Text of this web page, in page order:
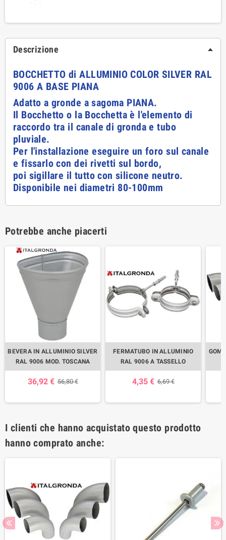
Descrizione
BOCCHETTO di ALLUMINIO COLOR SILVER RAL
9006 A BASE PIANA
Adatto a gronde a sagoma PIANA.
Il Bocchetto o la Bocchetta è l'elemento di
raccordo tra il canale di gronda e tubo
pluviale.
Per l'installazione eseguire un foro sul canale
e fissarlo con dei rivetti sul bordo,
poi sigillare il tutto con silicone neutro.
Disponibile nei diametri 80-100mm
Potrebbe anche piacerti
BEVERA IN ALLUMINIO SILVER
RAL 9006 MOD. TOSCANA
36,92 € 56,80 €
FERMATUBO IN ALLUMINIO
RAL 9006 A TASSELLO
4,35 € 6,69 €
I clienti che hanno acquistato questo prodotto
hanno comprato anche: